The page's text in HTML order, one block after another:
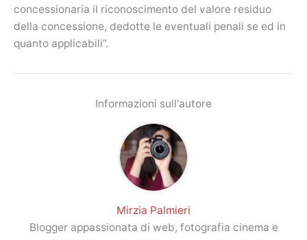
concessionaria il riconoscimento del valore residuo
della concessione, dedotte le eventuali penali se ed in
quanto applicabili”.
Informazioni sull'autore
Mirzia Palmieri
Blogger appassionata di web, fotografia cinema e